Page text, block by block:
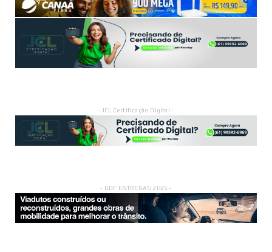
- JCL Certificação Digital -
- GDF ENTREGAS 2025 -